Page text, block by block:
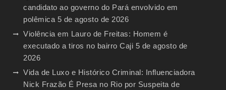
candidato ao governo do Pará envolvido em
polêmica 5 de agosto de 2026
Violência em Lauro de Freitas: Homem é
executado a tiros no bairro Caji 5 de agosto de
2026
Vida de Luxo e Histórico Criminal: Influenciadora
Nick Frazão É Presa no Rio por Suspeita de